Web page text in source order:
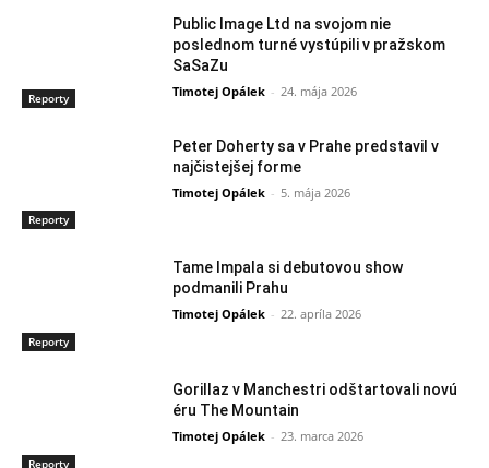
Reporty
Public Image Ltd na svojom nie
poslednom turné vystúpili v pražskom
SaSaZu
Timotej Opálek - 24. mája 2026
Reporty
Peter Doherty sa v Prahe predstavil v
najčistejšej forme
Timotej Opálek - 5. mája 2026
Reporty
Tame Impala si debutovou show
podmanili Prahu
Timotej Opálek - 22. apríla 2026
Reporty
Gorillaz v Manchestri odštartovali novú
éru The Mountain
Timotej Opálek - 23. marca 2026